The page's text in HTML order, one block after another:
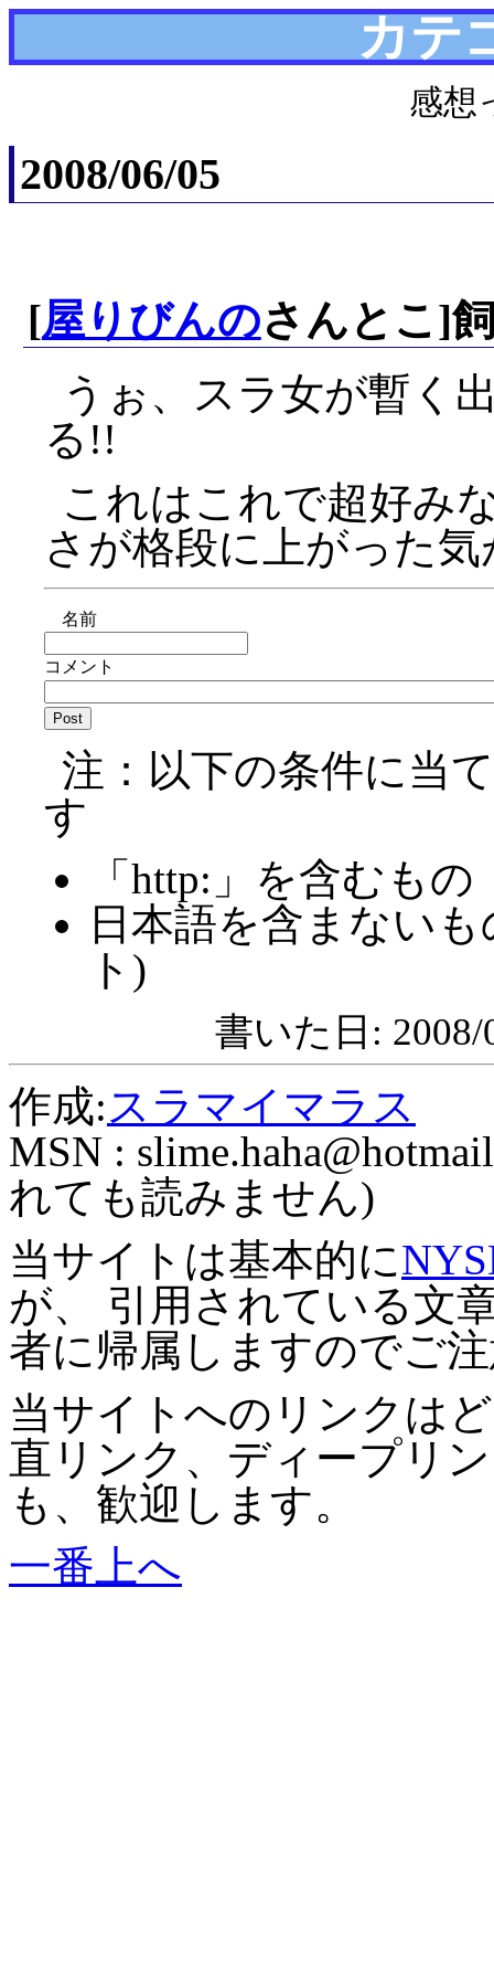
カテ
感想
2008/06/05
[屋りびんのさんとこ]
うぉ、スラ女が暫く
る!!
これはこれで超好み
さが格段に上がった
名前
コメント
注：以下の条件に当
す
「http:」を含むもの
日本語を含まない
ト)
書いた日: 2008/
作成:スラマイマラス
MSN :
れても読みません)
当サイトは基本的に
が、 引用されている文
者に帰属しますのでご
当サイトへのリンクは
直リンク、ディープリ
も、歓迎します。
一番上へ